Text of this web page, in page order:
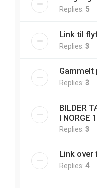
Replies: 5
Link til
Replies: 3
Gammelt
Replies: 3
BILDER
I NORGE
Replies: 3
Link over
Replies: 4